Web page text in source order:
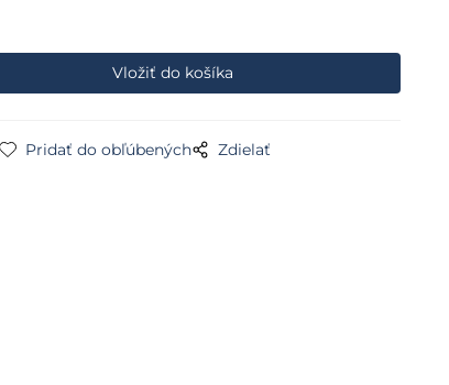
Pridať do obľúbených Zdielať